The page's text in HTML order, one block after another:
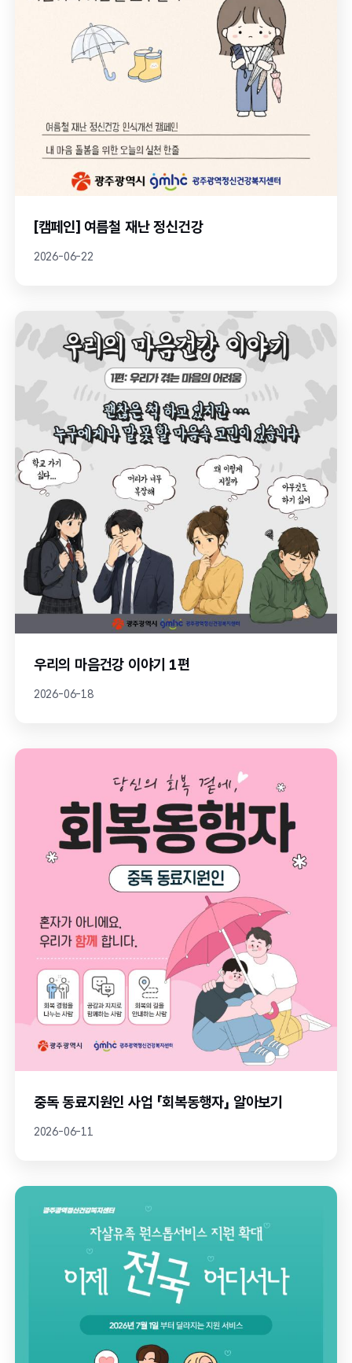
[캠페인] 여름철 재난 정신건강
2026-06-22
우리의 마음건강 이야기 1편
2026-06-18
중독 동료지원인 사업 「회복동행자」 알아보기
2026-06-11